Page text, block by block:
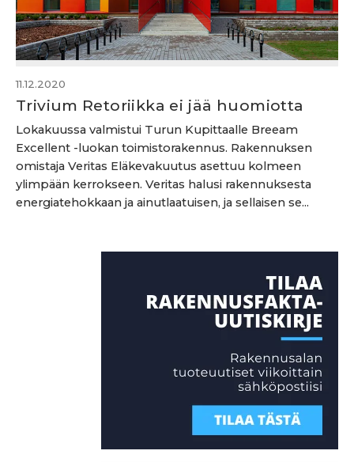
11.12.2020
Trivium Retoriikka ei jää huomiotta
Lokakuussa valmistui Turun Kupittaalle Breeam
Excellent -luokan toimistorakennus. Rakennuksen
omistaja Veritas Eläkevakuutus asettuu kolmeen
ylimpään kerrokseen. Veritas halusi rakennuksesta
energiatehokkaan ja ainutlaatuisen, ja sellaisen se...